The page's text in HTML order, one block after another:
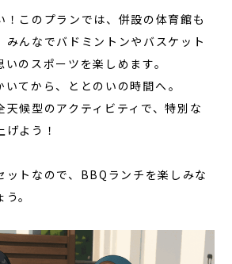
！このプランでは、併設の体育館も
みんなでバドミントンやバスケット
のスポーツを楽しめます。
てから、ととのいの時間へ――。
候型のアクティビティで、特別な
よう！
ットなので、BBQランチを楽しみな
。